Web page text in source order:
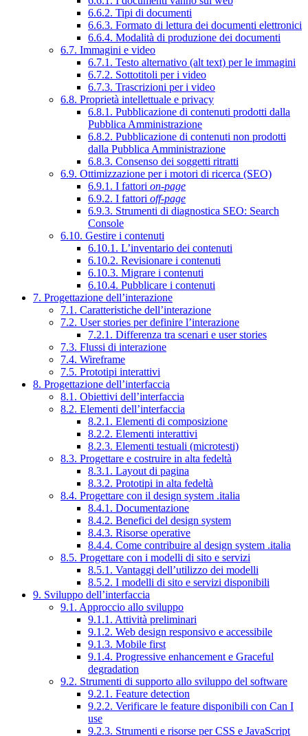
6.6.2. Tipi di documenti
6.6.3. Formato di lettura dei documenti elettronici
6.6.4. Modalità di produzione dei documenti
6.7. Immagini e video
6.7.1. Testo alternativo (alt text) per le immagini
6.7.2. Sottotitoli per i video
6.7.3. Trascrizioni per i video
6.8. Proprietà intellettuale e privacy
6.8.1. Pubblicazione di contenuti prodotti dalla
Pubblica Amministrazione
6.8.2. Pubblicazione di contenuti non prodotti
dalla Pubblica Amministrazione
6.8.3. Consenso dei soggetti ritratti
6.9. Ottimizzazione per i motori di ricerca (SEO)
6.9.1. I fattori on-page
6.9.2. I fattori off-page
6.9.3. Strumenti di diagnostica SEO: Search
Console
6.10. Gestire i contenuti
6.10.1. L’inventario dei contenuti
6.10.2. Revisionare i contenuti
6.10.3. Migrare i contenuti
6.10.4. Pubblicare i contenuti
7. Progettazione dell’interazione
7.1. Caratteristiche dell’interazione
7.2. User stories per definire l’interazione
7.2.1. Differenza tra scenari e user stories
7.3. Flussi di interazione
7.4. Wireframe
7.5. Prototipi interattivi
8. Progettazione dell’interfaccia
8.1. Obiettivi dell’interfaccia
8.2. Elementi dell’interfaccia
8.2.1. Elementi di composizione
8.2.2. Elementi interattivi
8.2.3. Elementi testuali (microtesti)
8.3. Progettare e costruire in alta fedeltà
8.3.1. Layout di pagina
8.3.2. Prototipi in alta fedeltà
8.4. Progettare con il design system .italia
8.4.1. Documentazione
8.4.2. Benefici del design system
8.4.3. Risorse operative
8.4.4. Come contribuire al design system .italia
8.5. Progettare con i modelli di sito e servizi
8.5.1. Vantaggi dell’utilizzo dei modelli
8.5.2. I modelli di sito e servizi disponibili
9. Sviluppo dell’interfaccia
9.1. Approccio allo sviluppo
9.1.1. Attività preliminari
9.1.2. Web design responsivo e accessibile
9.1.3. Mobile first
9.1.4. Progressive enhancement e Graceful
degradation
9.2. Strumenti di supporto allo sviluppo del software
9.2.1. Feature detection
9.2.2. Verificare le feature disponibili con Can I
use
9.2.3. Strumenti e risorse per CSS e JavaScript